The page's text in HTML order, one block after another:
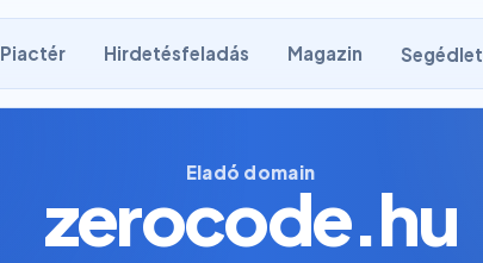
Piactér Hirdetésfeladás Magazin Segédlet
Eladó domain
zerocode.hu